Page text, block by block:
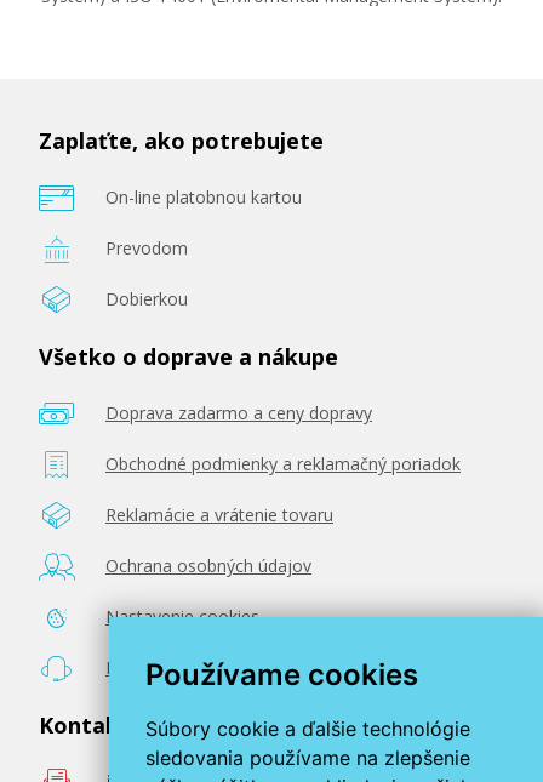
Používame cookies
Súbory cookie a ďalšie technológie
sledovania používame na zlepšenie
Originální fotoválec
131,90 €
Pridať do košíka
Zaplaťte, ako potrebujete
On-line platobnou kartou
Prevodom
Dobierkou
Všetko o doprave a nákupe
Doprava zadarmo a ceny dopravy
Obchodné podmienky a reklamačný poriadok
Reklamácie a vrátenie tovaru
Ochrana osobných údajov
Nastavenie cookies
Poradenstvo zadarmo
Kontaktujte nás